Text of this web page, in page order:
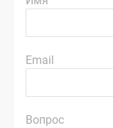
Email
Вопрос